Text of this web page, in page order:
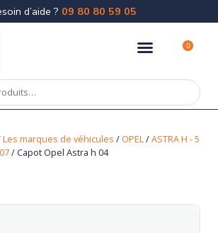
d’aide ? 09 80 80 59 05
0
Les marques de véhicules / OPEL/ASTRA H - 5
/ Capot Opel Astra h 04